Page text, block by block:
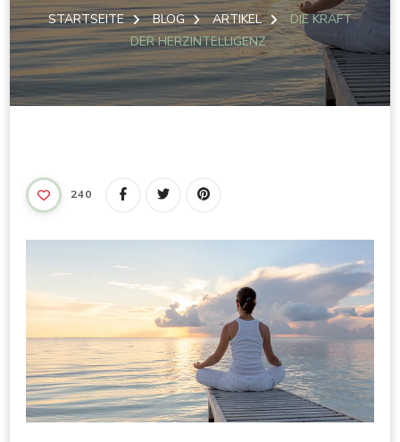
STARTSEITE BLOG ARTIKEL
DIE KRAFT
DER HERZINTELLIGENZ
240